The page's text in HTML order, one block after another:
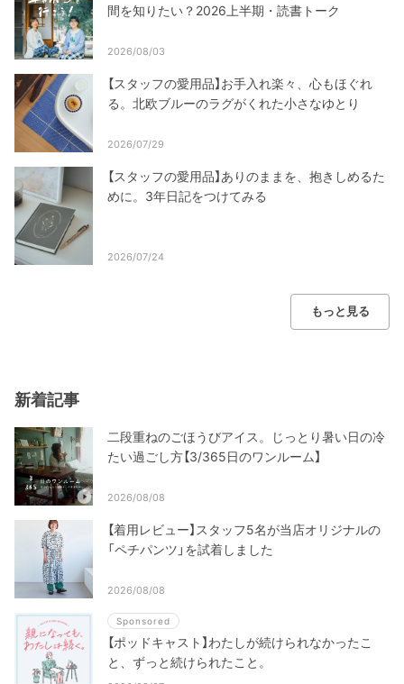
間を知りたい？2026上半期・読書トーク
2026/08/03
【スタッフの愛用品】お手入れ楽々、心もほぐれ
る。北欧ブルーのラグがくれた小さなゆとり
2026/07/29
【スタッフの愛用品】ありのままを、抱きしめるた
めに。3年日記をつけてみる
2026/07/24
もっと見る
新着記事
二段重ねのごほうびアイス。じっとり暑い日の冷
たい過ごし方【3/365日のワンルーム】
2026/08/08
【着用レビュー】スタッフ5名が当店オリジナルの
「ペチパンツ」を試着しました
2026/08/08
Sponsored
【ポッドキャスト】わたしが続けられなかったこ
と、ずっと続けられたこと。